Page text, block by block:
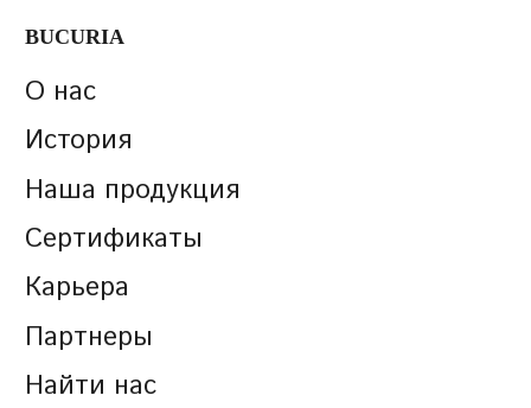
BUCURIA
О нас
История
Наша продукция
Сертификаты
Карьера
Партнеры
Найти нас